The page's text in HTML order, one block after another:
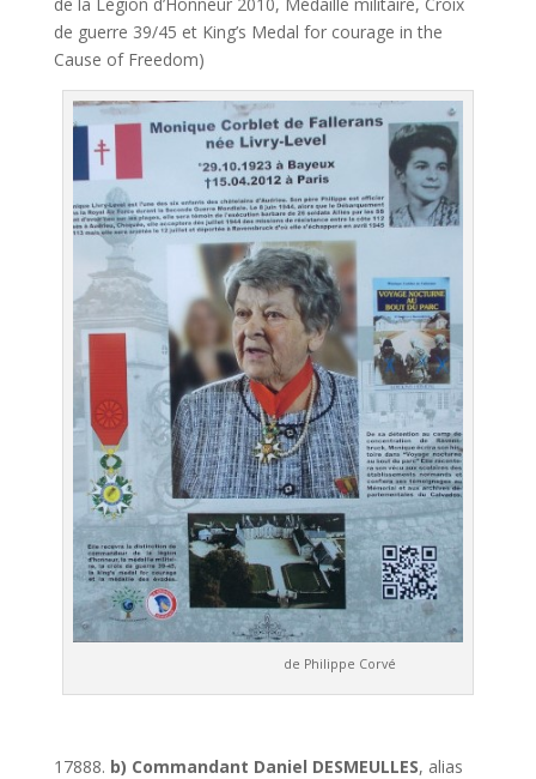
de guerre 39/45 et King’s Medal for courage in the
Cause of Freedom)
de Philippe Corvé
b) Commandant Daniel DESMEULLES, alias